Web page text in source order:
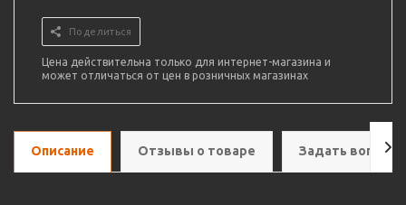
Поделиться
Цена действительна только для интернет-магазина и
может отличаться от цен в розничных магазинах
Описание Отзывы о товаре Задать вопрос